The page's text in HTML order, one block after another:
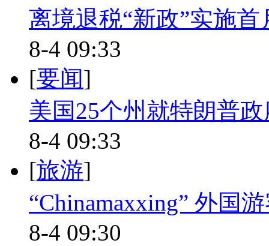
离境退税“新政”实施
8-4 09:33
[要闻]
美国25个州就特朗普
8-4 09:33
[旅游]
“Chinamaxxing” 外国
8-4 09:30